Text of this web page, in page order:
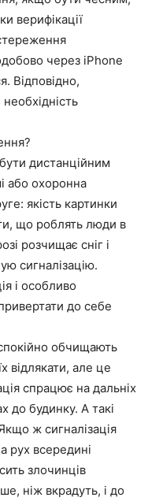
верифікації
через iPhone
Відповідно,
дистанційним
або охоронна
якість картинки
що роблять люди в
розчищає сніг і
сигналізацію.
і особливо
до себе
обчищають
відлякати, але це
спрацює на дальніх
до будинку. А такі
ж сигналізація
рух всередині
злочинців
ніж вкрадуть, і до